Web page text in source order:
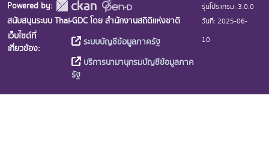
Powered by:
สนับสนุนระบบ Thai-GDC โดย สำนักงานสถิติแห่งชาติ
เว็บไซต์ที่
เกี่ยวข้อง:
ระบบบัญชีข้อมูลภาครัฐ
บริการนามานุกรมบัญชีข้อมูลภาค
รัฐ
รุ่นโปรแกรม: 3.0.0
วันที่: 2025-06-
10